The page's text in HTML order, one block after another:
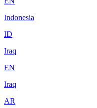
Indonesia
ID
Iraq
EN
Iraq
AR